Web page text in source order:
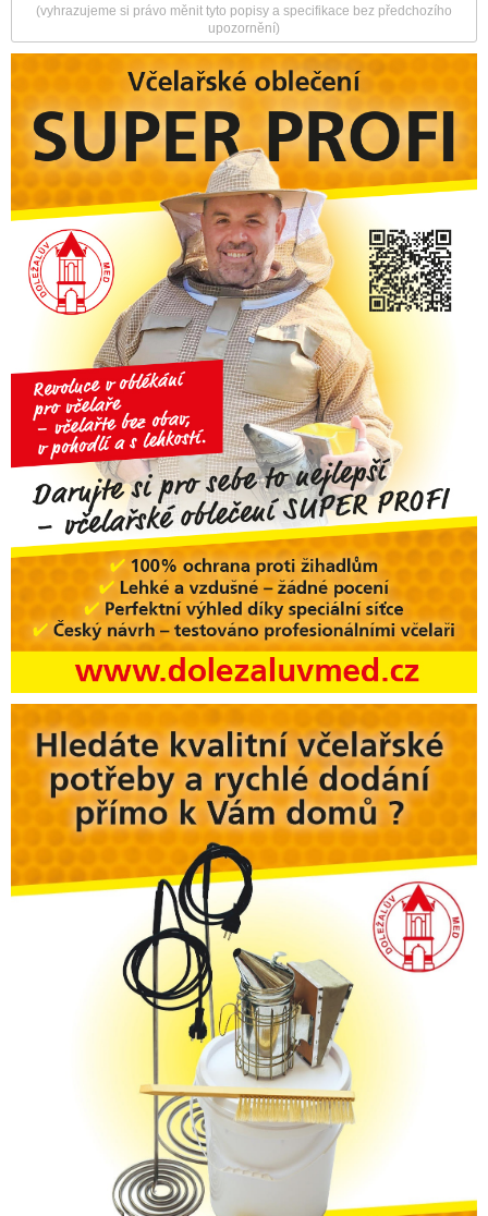
(vyhrazujeme si právo měnit tyto popisy a specifikace bez předchozího
upozornění)